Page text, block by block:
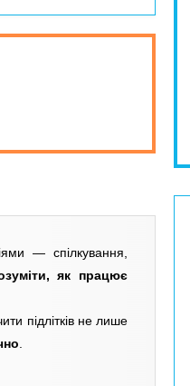
— спілкування,
як працює
підлітків не лише